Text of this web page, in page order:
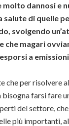
molto dannosi e
salute di quelle
svolgendo
che magari
a
che per risolvere
farsi fare
del settore,
più importanti,